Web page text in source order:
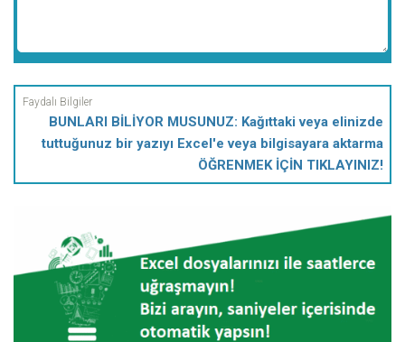
BUNLARI BİLİYOR MUSUNUZ: Kağıttaki veya elinizde
tuttuğunuz bir yazıyı Excel'e veya bilgisayara aktarma
ÖĞRENMEK İÇİN TIKLAYINIZ!